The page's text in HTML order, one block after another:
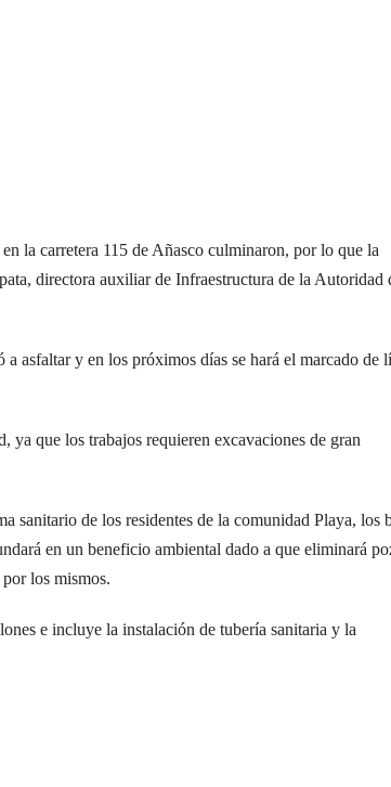
la carretera 115 de Añasco culminaron, por lo que la
directora auxiliar de Infraestructura de la Autoridad
asfaltar y en los próximos días se hará el marcado de
ya que los trabajos requieren excavaciones de gran
sanitario de los residentes de la comunidad Playa, los
en un beneficio ambiental dado a que eliminará
los mismos.
e incluye la instalación de tubería sanitaria y la